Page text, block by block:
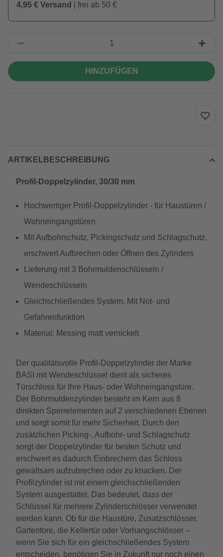
4,95 € Versand
| frei ab 50 €
HINZUFÜGEN
ARTIKELBESCHREIBUNG
Profil-Doppelzylinder, 30/30 mm
Hochwertiger Profil-Doppelzylinder - für Haustüren /
Wohneingangstüren
Mit Aufbohrschutz, Pickingschutz und Schlagschutz,
erschwert Aufbrechen oder Öffnen des Zylinders
Lieferung mit 3 Bohrmuldenschlüsseln /
Wendeschlüsseln
Gleichschließendes System, Mit Not- und
Gefahrenfunktion
Material: Messing matt vernickelt
Der qualitätsvolle Profil-Doppelzylinder der Marke
BASI mit Wendeschlüssel dient als sicheres
Türschloss für Ihre Haus- oder Wohneingangstüre.
Der Bohrmuldenzylinder besteht im Kern aus 8
direkten Sperrelementen auf 2 verschiedenen Ebenen
und sorgt somit für mehr Sicherheit. Durch den
zusätzlichen Picking-, Aufbohr- und Schlagschutz
sorgt der Doppelzylinder für besten Schutz und
erschwert es dadurch Einbrechern das Schloss
gewaltsam aufzubrechen oder zu knacken. Der
Profilzylinder ist mit einem gleichschließenden
System ausgestattet. Das bedeutet, dass der
Schlüssel für mehrere Zylinderschlösser verwendet
werden kann. Ob für die Haustüre, Zusatzschlösser,
Gartentore, die Kellertür oder Vorhangschlösser –
wenn Sie sich für ein gleichschließendes System
entscheiden, benötigen Sie in Zukunft nur noch einen